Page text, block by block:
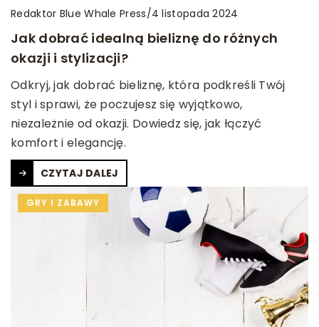
Redaktor Blue Whale Press/4 listopada 2024
Jak dobrać idealną bieliznę do różnych
okazji i stylizacji?
Odkryj, jak dobrać bieliznę, która podkreśli Twój
styl i sprawi, że poczujesz się wyjątkowo,
niezależnie od okazji. Dowiedz się, jak łączyć
komfort i elegancję.
CZYTAJ DALEJ
GRY I ZABAWY